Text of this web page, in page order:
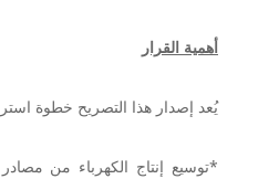
أهمية القرار
يُعد إصدار هذا التصريح خطوة
*توسيع إنتاج الكهرباء من